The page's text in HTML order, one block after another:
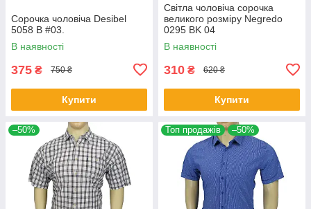
Сорочка чоловіча Desibel
5058 B #03.
В наявності
375 ₴ 750 ₴
Купити
Світла чоловіча сорочка
великого розміру Negredo
0295 BK 04
В наявності
310 ₴ 620 ₴
Купити
–50% Топ продажів –50%